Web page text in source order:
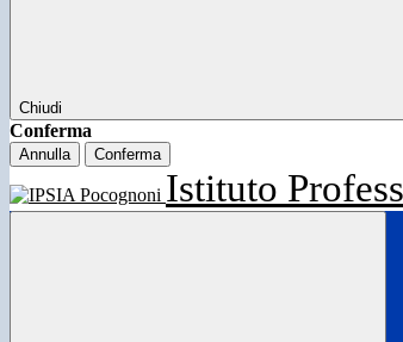
Chiudi
Conferma
Annulla Conferma
Istituto